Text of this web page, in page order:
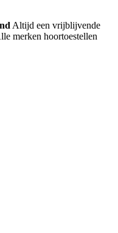
Altijd een vrijblijvende
merken hoortoestellen